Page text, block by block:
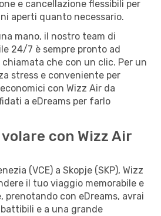
e cancellazione flessibili per
aperti quanto necessario.
mano, il nostro team di
24/7 è sempre pronto ad
che con un clic. Per un
stress e conveniente per
con Wizz Air da
a eDreams per farlo
con Wizz Air
(VCE) a Skopje (SKP), Wizz
il tuo viaggio memorabile e
prenotando con eDreams, avrai
e a una grande